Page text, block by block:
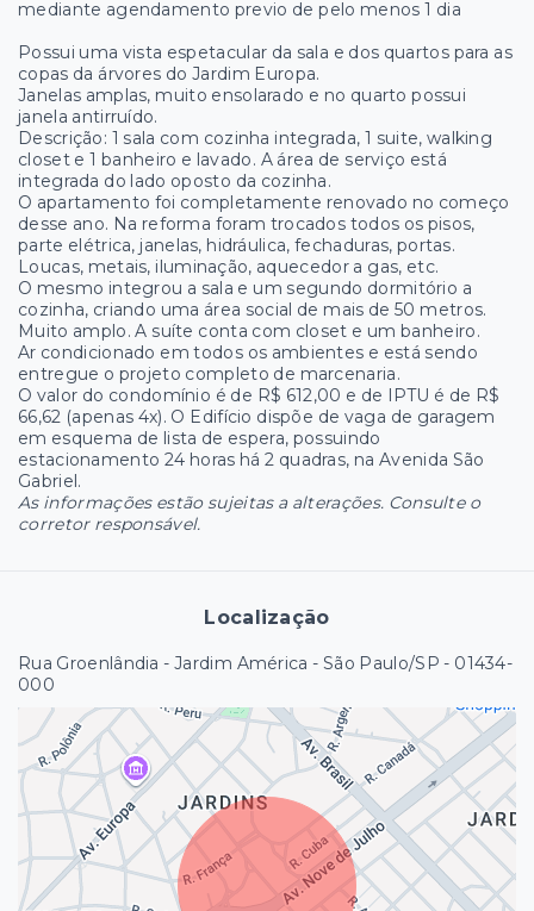
mediante agendamento previo de pelo menos 1 dia
Possui uma vista espetacular da sala e dos quartos para as
copas da árvores do Jardim Europa.
Janelas amplas, muito ensolarado e no quarto possui
janela antirruído.
Descrição: 1 sala com cozinha integrada, 1 suite, walking
closet e 1 banheiro e lavado. A área de serviço está
integrada do lado oposto da cozinha.
O apartamento foi completamente renovado no começo
desse ano. Na reforma foram trocados todos os pisos,
parte elétrica, janelas, hidráulica, fechaduras, portas.
Loucas, metais, iluminação, aquecedor a gas, etc.
O mesmo integrou a sala e um segundo dormitório a
cozinha, criando uma área social de mais de 50 metros.
Muito amplo. A suíte conta com closet e um banheiro.
Ar condicionado em todos os ambientes e está sendo
entregue o projeto completo de marcenaria.
O valor do condomínio é de R$ 612,00 e de IPTU é de R$
66,62 (apenas 4x). O Edifício dispõe de vaga de garagem
em esquema de lista de espera, possuindo
estacionamento 24 horas há 2 quadras, na Avenida São
Gabriel.
As informações estão sujeitas a alterações. Consulte o
corretor responsável.
Localização
Rua Groenlândia - Jardim América - São Paulo/SP - 01434-
000